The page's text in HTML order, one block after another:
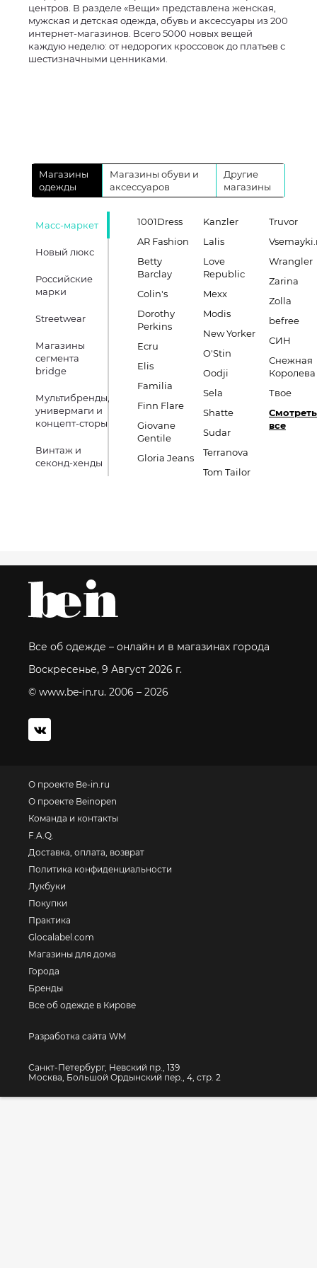
центров. В разделе «Вещи» представлена женская,
мужская и детская одежда, обувь и аксессуары из 200
интернет-магазинов. Всего 5000 новых вещей
каждую неделю: от недорогих кроссовок до платьев с
шестизначными ценниками.
Магазины
одежды
Магазины обуви и
аксессуаров
Другие
магазины
Масс-маркет
Новый люкс
Российские
марки
Streetwear
Магазины
сегмента
bridge
Мультибренды,
универмаги и
концепт-сторы
Винтаж и
секонд-хенды
1001Dress
AR Fashion
Betty
Barclay
Colin's
Dorothy
Perkins
Ecru
Elis
Familia
Finn Flare
Giovane
Gentile
Gloria Jeans
Kanzler
Lalis
Love
Republic
Mexx
Modis
New Yorker
O'Stin
Oodji
Sela
Shatte
Sudar
Terranova
Tom Tailor
Truvor
Wrangler
Zarina
Zolla
befree
СИН
Снежная
Королева
Твое
Смотреть
все
Все об одежде – онлайн и в магазинах города
Воскресенье, 9 Август 2026 г.
© www.be-in.ru. 2006 – 2026
О проекте Be-in.ru
О проекте Beinopen
Команда и контакты
F.A.Q.
Доставка, оплата, возврат
Политика конфиденциальности
Лукбуки
Покупки
Практика
Glocalabel.com
Магазины для дома
Города
Бренды
Все об одежде в Кирове
Разработка сайта WM
Санкт-Петербург, Невский пр., 139
Москва, Большой Ордынский пер., 4, стр. 2